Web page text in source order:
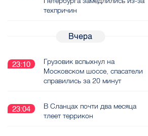
техпричин
Вчера
23:10
Грузовик вспыхнул на
Московском шоссе, спасатели
справились за 20 минут
23:04
В Сланцах почти два месяца
тлеет террикон